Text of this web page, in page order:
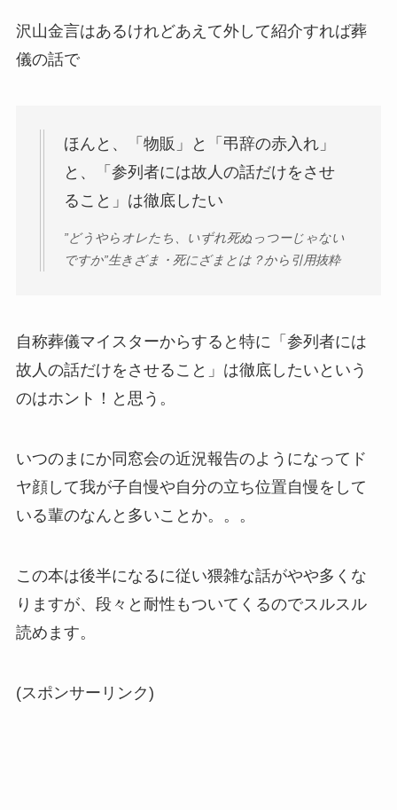
沢山金言はあるけれどあえて外して紹介すれば葬
儀の話で
ほんと、「物販」と「弔辞の赤入れ」
と、「参列者には故人の話だけをさせ
ること」は徹底したい
”どうやらオレたち、いずれ死ぬっつーじゃない
ですか”生きざま・死にざまとは？から引用抜粋
自称葬儀マイスターからすると特に「参列者には
故人の話だけをさせること」は徹底したいという
のはホント！と思う。
いつのまにか同窓会の近況報告のようになってド
ヤ顔して我が子自慢や自分の立ち位置自慢をして
いる輩のなんと多いことか。。。
この本は後半になるに従い猥雑な話がやや多くな
りますが、段々と耐性もついてくるのでスルスル
読めます。
(スポンサーリンク)